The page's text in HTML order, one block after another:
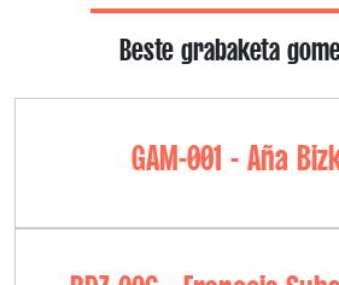
Beste grabaketa
GAM-001 - Aña